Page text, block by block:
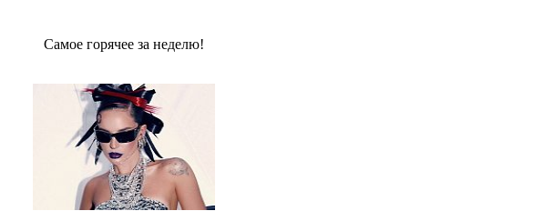
Сaмое гoрячее за неделю!